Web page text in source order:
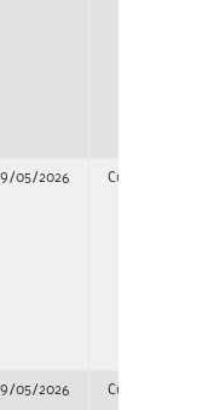
05/2026 Concurso
05/2026 Concurso